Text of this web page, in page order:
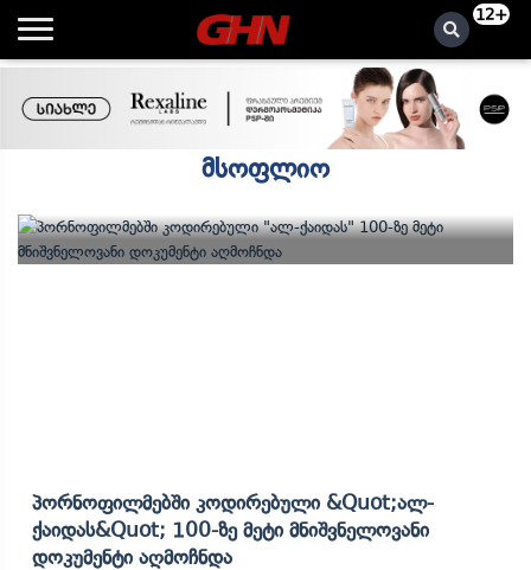
12+
მსოფლიო
Პორნოფილმებში Კოდირებული &quot;ალ-
Ქაიდას&quot; 100-Ზე Მეტი Მნიშვნელოვანი
Დოკუმენტი Აღმოჩნდა